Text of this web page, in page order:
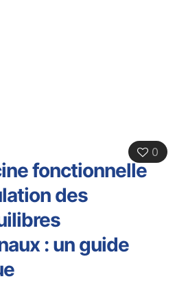
0
fonctionnelle
des
: un guide